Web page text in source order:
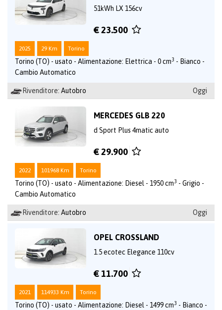
51kWh LX 156cv
€ 23.500
2025 29 Km Torino
Torino (TO) - usato - Alimentazione: Elettrica - 0 cm3 - Bianco -
Cambio Automatico
Rivenditore: Autobro Oggi
MERCEDES GLB 220
d Sport Plus 4matic auto
€ 29.900
2022 101968 Km Torino
Torino (TO) - usato - Alimentazione: Diesel - 1950 cm3 - Grigio -
Cambio Automatico
Rivenditore: Autobro Oggi
OPEL CROSSLAND
1.5 ecotec Elegance 110cv
€ 11.700
2021 114933 Km Torino
Torino (TO) - usato - Alimentazione: Diesel - 1499 cm3 - Bianco -